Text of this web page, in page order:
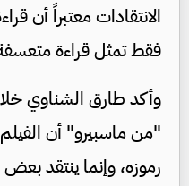
الانتقادات معتبراً أن
فقط تمثل قراءة
وأكد طارق الشناوي
"من ماسبيرو" أن
رموزه، وإنما ينتقد